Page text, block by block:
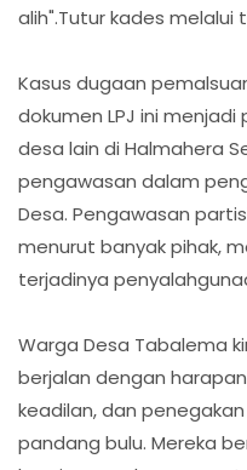
alih".Tutur kades melalui
Kasus dugaan
dokumen LPJ ini
desa lain di Halmahera
pengawasan dalam
Desa. Pengawasan
menurut banyak pihak,
terjadinya
Warga Desa Tabalema
berjalan dengan
keadilan, dan
pandang bulu. Mereka